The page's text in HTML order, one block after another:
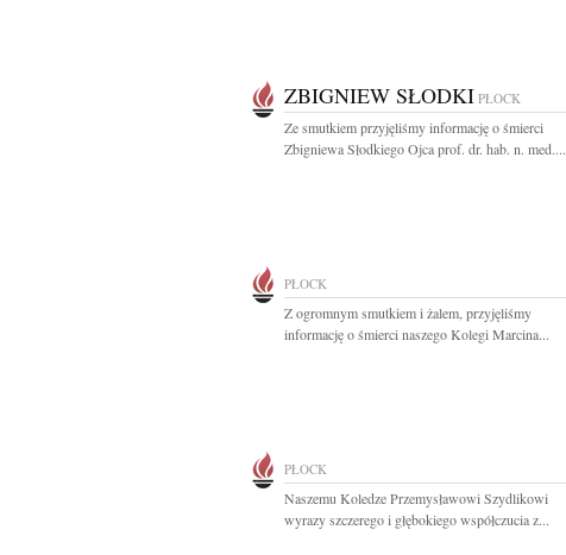
ZBIGNIEW SŁODKI PŁOCK
Ze smutkiem przyjęliśmy informację o śmierci
Zbigniewa Słodkiego Ojca prof. dr. hab. n. med....
PŁOCK
Z ogromnym smutkiem i żalem, przyjęliśmy
informację o śmierci naszego Kolegi Marcina...
PŁOCK
Naszemu Koledze Przemysławowi Szydlikowi
wyrazy szczerego i głębokiego współczucia z...